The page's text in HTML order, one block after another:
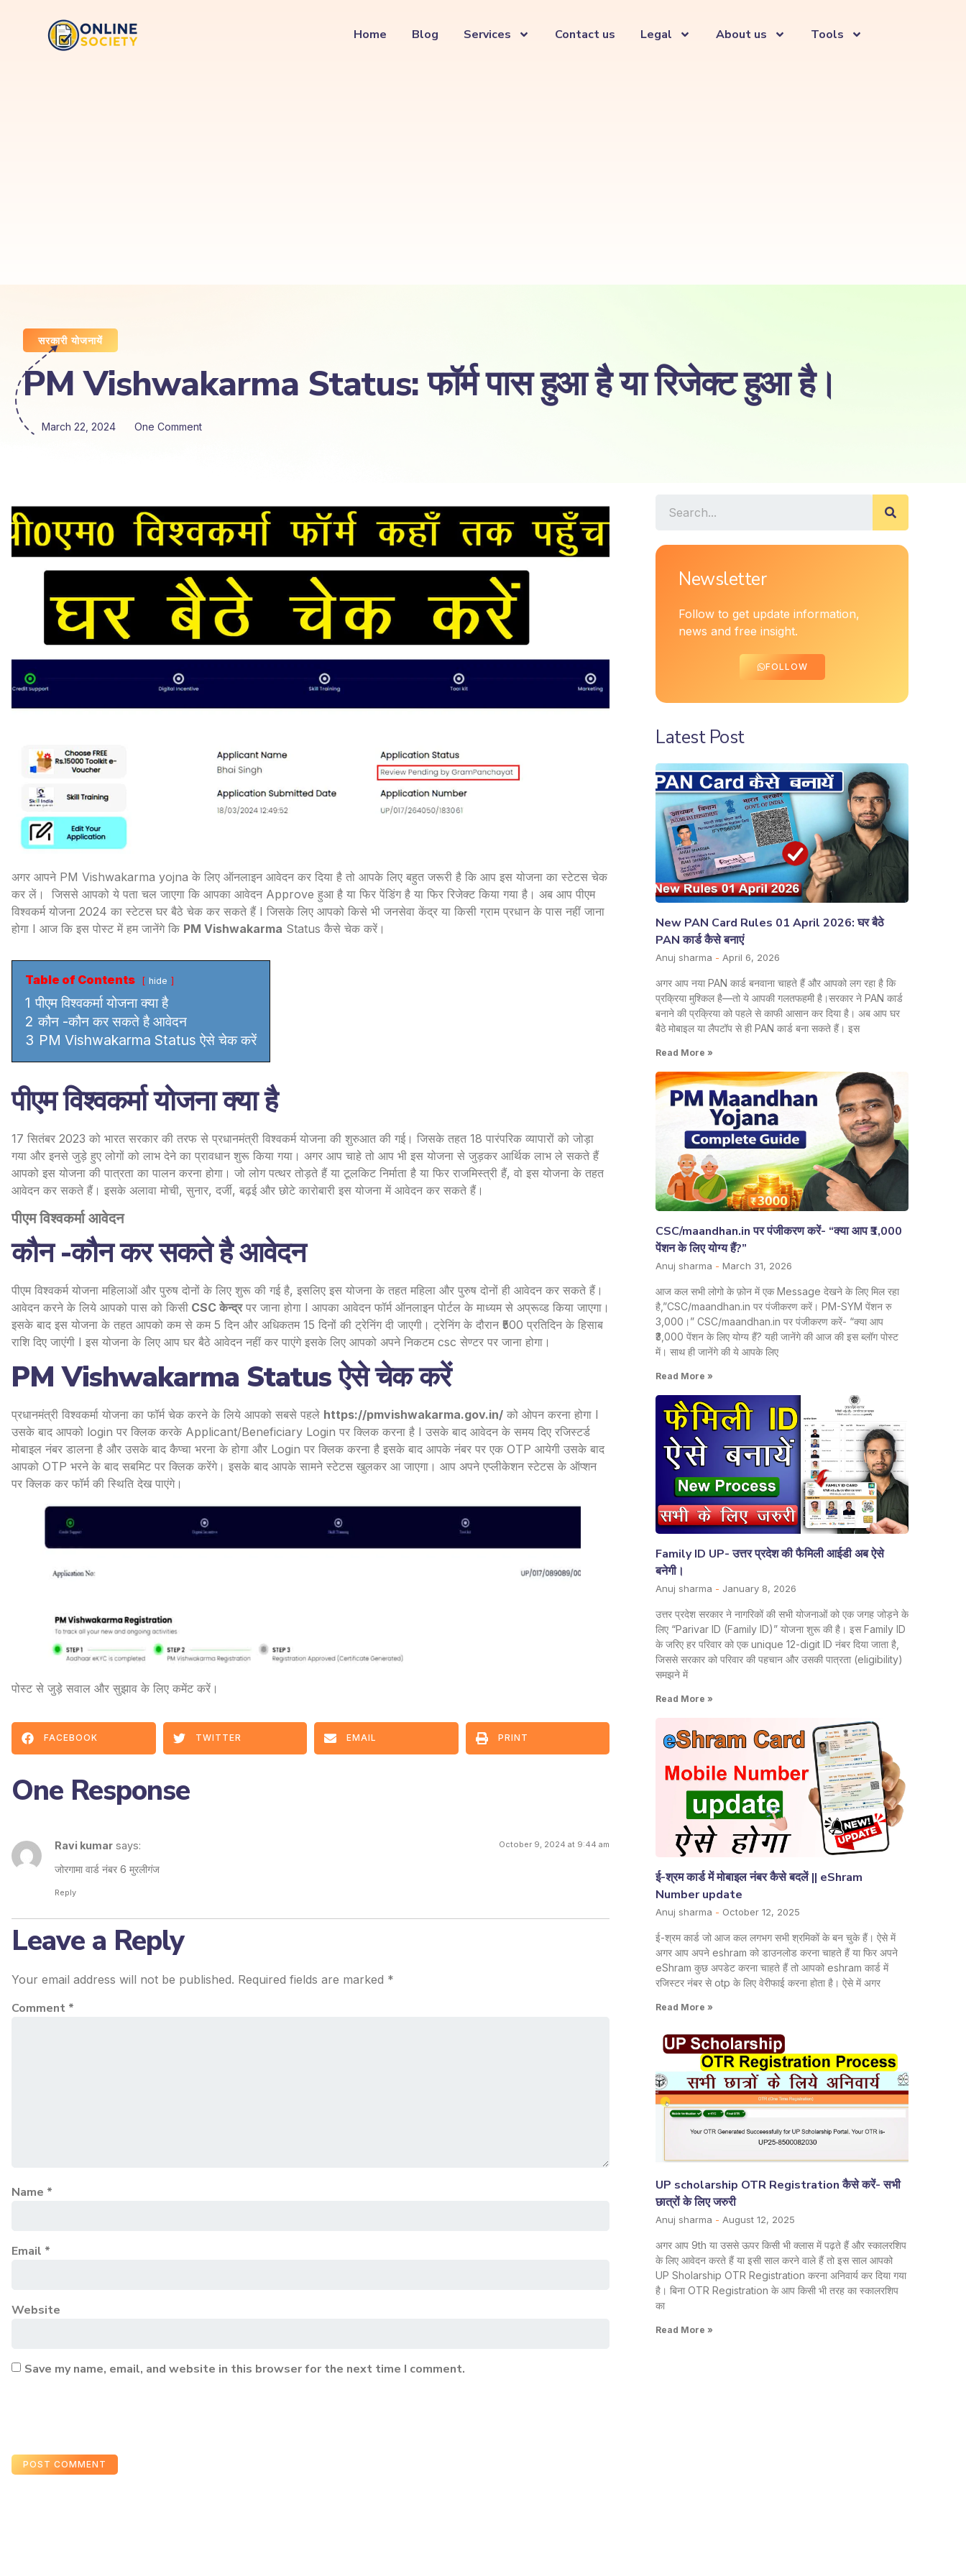
Home Blog Services Contact us Legal About us Tools
सरकारी योजनायें
PM Vishwakarma Status: फॉर्म पास हुआ है या रिजेक्ट हुआ है।
March 22, 2024 One Comment
अगर आपने PM Vishwakarma yojna के लिए ऑनलाइन आवेदन कर दिया है तो आपके लिए बहुत जरूरी है कि आप इस योजना का स्टेटस चेक
कर लें। जिससे आपको ये पता चल जाएगा कि आपका आवेदन Approve हुआ है या फिर पेंडिंग है या फिर रिजेक्ट किया गया है। अब आप पीएम
विश्वकर्म योजना 2024 का स्टेटस घर बैठे चेक कर सकते हैं I जिसके लिए आपको किसे भी जनसेवा केंद्र या किसी ग्राम प्रधान के पास नहीं जाना
होगा I आज कि इस पोस्ट में हम जानेंगे कि PM Vishwakarma Status कैसे चेक करें।
Table of Contents hide
1 पीएम विश्वकर्मा योजना क्या है
2 कौन -कौन कर सकते है आवेदन
3 PM Vishwakarma Status ऐसे चेक करें
पीएम विश्वकर्मा योजना क्या है
17 सितंबर 2023 को भारत सरकार की तरफ से प्रधानमंत्री विश्वकर्म योजना की शुरुआत की गई। जिसके तहत 18 पारंपरिक व्यापारों को जोड़ा
गया और इनसे जुड़े हुए लोगों को लाभ देने का प्रावधान शुरू किया गया। अगर आप चाहे तो आप भी इस योजना से जुड़कर आर्थिक लाभ ले सकते हैं
आपको इस योजना की पात्रता का पालन करना होगा। जो लोग पत्थर तोड़ते हैं या टूलकिट निर्माता है या फिर राजमिस्त्री हैं, वो इस योजना के तहत
आवेदन कर सकते हैं। इसके अलावा मोची, सुनार, दर्जी, बढ़ई और छोटे कारोबारी इस योजना में आवेदन कर सकते हैं।
पीएम विश्वकर्मा आवेदन
कौन -कौन कर सकते है आवेदन
पीएम विश्वकर्म योजना महिलाओं और पुरुष दोनों के लिए शुरू की गई है, इसलिए इस योजना के तहत महिला और पुरुष दोनों ही आवेदन कर सकते हैं।
आवेदन करने के लिये आपको पास को किसी CSC केन्द्रपर जाना होगा I आपका आवेदन फॉर्म ऑनलाइन पोर्टल के माध्यम से अप्रूव्ड किया जाएगा।
इसके बाद इस योजना के तहत आपको कम से कम 5 दिन और अधिकतम 15 दिनों की ट्रेनिंग दी जाएगी। ट्रेनिंग के दौरान ₹500 प्रतिदिन के हिसाब
राशि दिए जाएंगी I इस योजना के लिए आप घर बैठे आवेदन नहीं कर पाएंगे इसके लिए आपको अपने निकटम csc सेण्टर पर जाना होगा।
PM Vishwakarma Status ऐसे चेक करें
प्रधानमंत्री विश्वकर्मा योजना का फॉर्म चेक करने के लिये आपको सबसे पहले https://pmvishwakarma.gov.in/ को ओपन करना होगा I
उसके बाद आपको login पर क्लिक करके Applicant/Beneficiary Login पर क्लिक करना है I उसके बाद आवेदन के समय दिए रजिस्टर्ड
मोबाइल नंबर डालना है और उसके बाद कैप्चा भरना के होगा और Login पर क्लिक करना है इसके बाद आपके नंबर पर एक OTP आयेगी उसके बाद
आपको OTP भरने के बाद सबमिट पर क्लिक करेंगे। इसके बाद आपके सामने स्टेटस खुलकर आ जाएगा। आप अपने एप्लीकेशन स्टेटस के ऑप्शन
पर क्लिक कर फॉर्म की स्थिति देख पाएंगे।
पोस्ट से जुड़े सवाल और सुझाव के लिए कमेंट करें।
FACEBOOK TWITTER EMAIL PRINT
One Response
Ravi kumar says: October 9, 2024 at 9:44 am
जोरगामा वार्ड नंबर 6 मुरलीगंज
Reply
Leave a Reply
Your email address will not be published. Required fields are marked *
Comment *
Name *
Email *
Website
Save my name, email, and website in this browser for the next time I comment.
Newsletter
Follow to get update information,
news and free insight.
FOLLOW
Latest Post
New PAN Card Rules 01 April 2026: घर बैठे
PAN कार्ड कैसे बनाएं
Anuj sharma April 6, 2026
अगर आप नया PAN कार्ड बनवाना चाहते हैं और आपको लग रहा है कि
प्रक्रिया मुश्किल है—तो ये आपकी गलतफहमी है।सरकार ने PAN कार्ड
बनाने की प्रक्रिया को पहले से काफी आसान कर दिया है। अब आप घर
बैठे मोबाइल या लैपटॉप से ही PAN कार्ड बना सकते हैं। इस
Read More »
CSC/maandhan.in पर पंजीकरण करें- “क्या आप ₹3,000
पेंशन के लिए योग्य हैं?”
Anuj sharma March 31, 2026
आज कल सभी लोगो के फ़ोन में एक Message देखने के लिए मिल रहा
है,”CSC/maandhan.in पर पंजीकरण करें। PM-SYM पेंशन रु
3,000।” CSC/maandhan.in पर पंजीकरण करें- “क्या आप
₹3,000 पेंशन के लिए योग्य हैं? यही जानेंगे की आज की इस ब्लॉग पोस्ट
में। साथ ही जानेंगे की ये आपके लिए
Read More »
Family ID UP- उत्तर प्रदेश की फैमिली आईडी अब ऐसे
बनेगी।
Anuj sharma January 8, 2026
उत्तर प्रदेश सरकार ने नागरिकों की सभी योजनाओं को एक जगह जोड़ने के
लिए “Parivar ID (Family ID)” योजना शुरू की है। इस Family ID
के जरिए हर परिवार को एक unique 12-digit ID नंबर दिया जाता है,
जिससे सरकार को परिवार की पहचान और उसकी पात्रता (eligibility)
समझने में
Read More »
ई-श्रम कार्ड में मोबाइल नंबर कैसे बदलें || eShram
Number update
Anuj sharma October 12, 2025
ई-श्रम कार्ड जो आज कल लगभग सभी श्रमिकों के बन चुके हैं। ऐसे में
अगर आप अपने eshram को डाउनलोड करना चाहते हैं या फिर अपने
eShram कुछ अपडेट करना चाहते हैं तो आपको eshram कार्ड में
रजिस्टर नंबर से otp के लिए वेरीफाई करना होता है। ऐसे में अगर
Read More »
UP scholarship OTR Registration कैसे करें- सभी
छात्रों के लिए जरुरी
Anuj sharma August 12, 2025
अगर आप 9th या उससे ऊपर किसी भी क्लास में पढ़ते हैं और स्कालरशिप
के लिए आवेदन करते हैं या इसी साल करने वाले हैं तो इस साल आपको
UP Sholarship OTR Registration करना अनिवार्य कर दिया गया
है। बिना OTR Registration के आप किसी भी तरह का स्कालरशिप
का
Read More »